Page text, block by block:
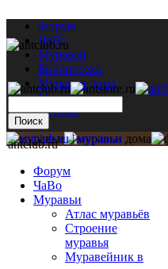
Форум
ЧаВо
Муравьи
Библиотека
Муравьи дома
Мастерская
Каталог
antclub.ru
Форум
ЧаВо
Муравьи
Атлас муравьёв
Строение
муравья
Муравейник в